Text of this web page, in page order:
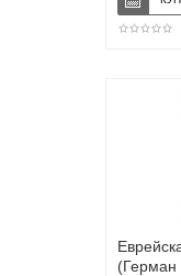
(Герман